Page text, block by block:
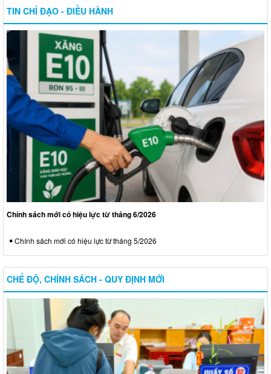
TIN CHỈ ĐẠO - ĐIỀU HÀNH
Chính sách mới có hiệu lực từ tháng 6/2026
Chính sách mới có hiệu lực từ tháng 5/2026
CHẾ ĐỘ, CHÍNH SÁCH - QUY ĐỊNH MỚI